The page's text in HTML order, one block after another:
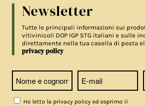
Newsletter
Tutte le principali informazioni sui
vitivinicoli DOP IGP STG italiani e sulle
direttamente nella tua casella di posta
privacy policy
Ho letto la privacy policy ed esprimo il